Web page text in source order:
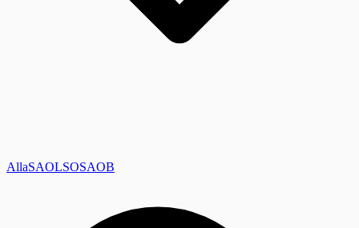
AllaSAOLSOSAOB